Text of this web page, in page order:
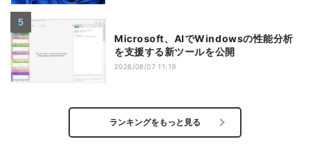
Microsoft、AIでWindowsの性能分析
を支援する新ツールを公開
2026/08/07 11:19
ランキングをもっと見る